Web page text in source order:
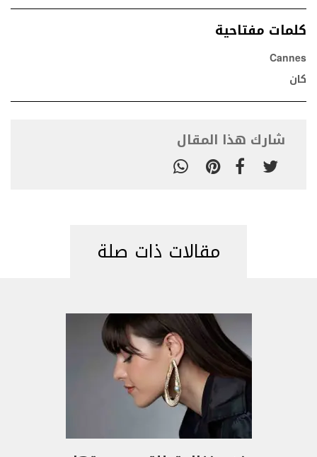
كلمات مفتاحية
Cannes
كان
شارك هذا المقال
مقالات ذات صلة